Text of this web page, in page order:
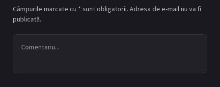
Câmpurile marcate cu * sunt obligatorii. Adresa de e-mail nu va fi
publicată.